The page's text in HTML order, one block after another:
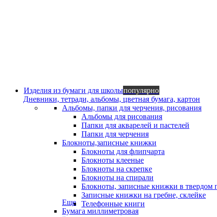
Изделия из бумаги для школыпопулярно
Дневники, тетради, альбомы, цветная бумага, картон
Альбомы, папки для черчения, рисования
Альбомы для рисования
Папки для акварелей и пастелей
Папки для черчения
Блокноты,записные книжки
Блокноты для флипчарта
Блокноты клееные
Блокноты на скрепке
Блокноты на спирали
Блокноты, записные книжки в твердом
Записные книжки на гребне, склейке
Телефонные книги
Еще
Бумага миллиметровая